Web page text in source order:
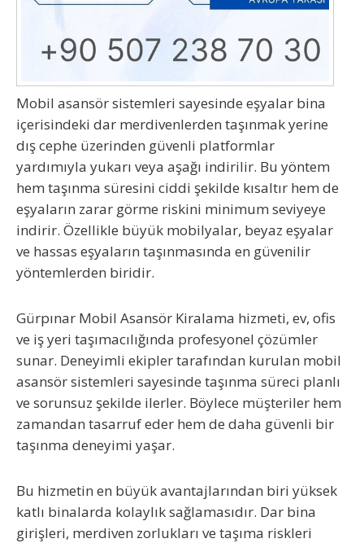
Mobil asansör sistemleri sayesinde eşyalar bina
içerisindeki dar merdivenlerden taşınmak yerine
dış cephe üzerinden güvenli platformlar
yardımıyla yukarı veya aşağı indirilir. Bu yöntem
hem taşınma süresini ciddi şekilde kısaltır hem de
eşyaların zarar görme riskini minimum seviyeye
indirir. Özellikle büyük mobilyalar, beyaz eşyalar
ve hassas eşyaların taşınmasında en güvenilir
yöntemlerden biridir.
Gürpınar Mobil Asansör Kiralama hizmeti, ev, ofis
ve iş yeri taşımacılığında profesyonel çözümler
sunar. Deneyimli ekipler tarafından kurulan mobil
asansör sistemleri sayesinde taşınma süreci planlı
ve sorunsuz şekilde ilerler. Böylece müşteriler hem
zamandan tasarruf eder hem de daha güvenli bir
taşınma deneyimi yaşar.
Bu hizmetin en büyük avantajlarından biri yüksek
katlı binalarda kolaylık sağlamasıdır. Dar bina
girişleri, merdiven zorlukları ve taşıma riskleri